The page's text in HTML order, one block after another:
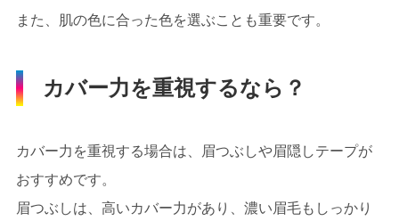
また、肌の色に合った色を選ぶことも重要です。
カバー力を重視するなら？
カバー力を重視する場合は、眉つぶしや眉隠しテープが
おすすめです。
眉つぶしは、高いカバー力があり、濃い眉毛もしっかり